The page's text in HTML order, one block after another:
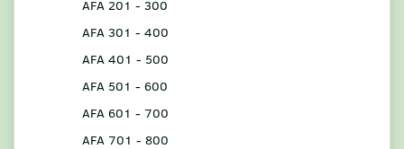
AFA 201 - 300
AFA 301 - 400
AFA 401 - 500
AFA 501 - 600
AFA 601 - 700
AFA 701 - 800